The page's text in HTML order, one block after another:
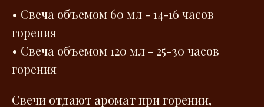
• Свеча объемом 60 мл - 14-16 часов
горения
• Свеча объемом 120 мл - 25-30 часов
горения
Свечи отдают аромат при горении,